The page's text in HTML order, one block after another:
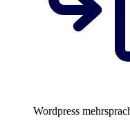
Wordpress